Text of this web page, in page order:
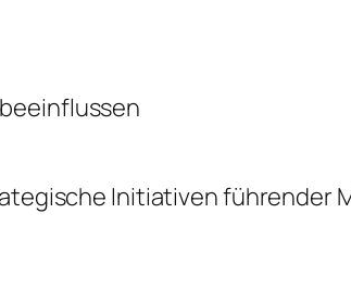
Initiativen führender